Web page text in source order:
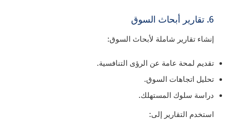
6. تقارير أبحاث السوق
إنشاء تقارير شاملة لأبحاث السوق:
تقديم لمحة عامة عن الرؤى التنافسية.
تحليل اتجاهات السوق.
دراسة سلوك المستهلك.
استخدم التقارير إلى: